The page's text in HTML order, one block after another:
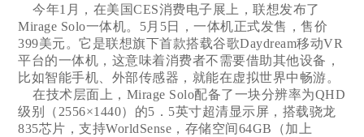
今年1月，在美国CES消费电子展上，联想发布了
Mirage Solo一体机。5月5日，一体机正式发售，售价
399美元。它是联想旗下首款搭载谷歌Daydream移动VR
平台的一体机，这意味着消费者不需要借助其他设备，
比如智能手机、外部传感器，就能在虚拟世界中畅游。
在技术层面上，Mirage Solo配备了一块分辨率为QHD
级别（2556×1440）的5．5英寸超清显示屏，搭载骁龙
835芯片，支持WorldSense，存储空间64GB（加上